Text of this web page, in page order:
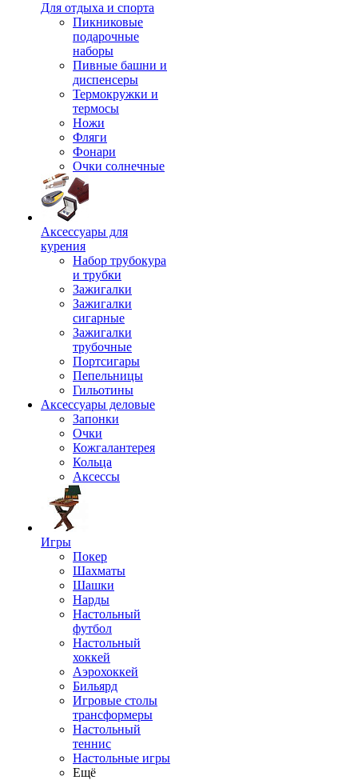
Для отдыха и спорта
Пикниковые
подарочные
наборы
Пивные башни и
диспенсеры
Термокружки и
термосы
Ножи
Фляги
Фонари
Очки солнечные
Аксессуары для
курения
Набор трубокура
и трубки
Зажигалки
Зажигалки
сигарные
Зажигалки
трубочные
Портсигары
Пепельницы
Гильотины
Аксессуары деловые
Запонки
Очки
Кожгалантерея
Кольца
Аксессы
Игры
Покер
Шахматы
Шашки
Нарды
Настольный
футбол
Настольный
хоккей
Аэрохоккей
Бильярд
Игровые столы
трансформеры
Настольный
теннис
Настольные игры
Ещё